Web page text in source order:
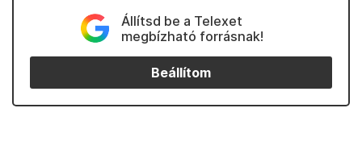
Állítsd be a Telexet
megbízható forrásnak!
Beállítom